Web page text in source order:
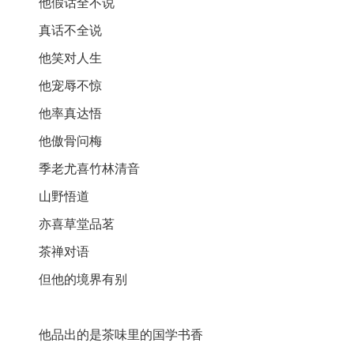
真话不全说
他笑对人生
他宠辱不惊
他率真达悟
他傲骨问梅
季老尤喜竹林清音
山野悟道
亦喜草堂品茗
茶禅对语
但他的境界有别
他品出的是茶味里的国学书香